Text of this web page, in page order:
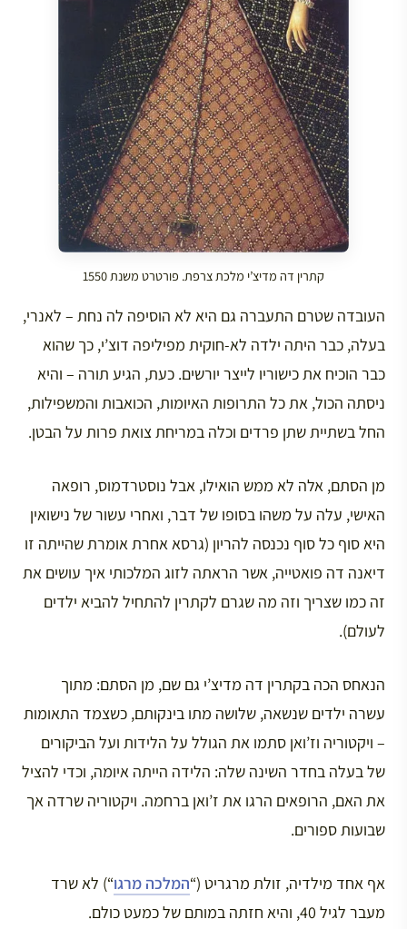
קתרין דה מדיצ’י מלכת צרפת. פורטרט משנת 1550
העובדה שטרם התעברה גם היא לא הוסיפה לה נחת – לאנרי,
בעלה, כבר היתה ילדה לא-חוקית מפיליפה דוצ’י, כך שהוא
כבר הוכיח את כישוריו לייצר יורשים. כעת, הגיע תורה – והיא
ניסתה הכול, את כל התרופות האיומות, הכואבות והמשפילות,
החל בשתיית שתן פרדים וכלה במריחת צואת פרות על הבטן.
מן הסתם, אלה לא ממש הואילו, אבל נוסטרדמוס, רופאה
האישי, עלה על משהו בסופו של דבר, ואחרי עשור של נישואין
היא סוף כל סוף נכנסה להריון (גרסא אחרת אומרת שהייתה זו
דיאנה דה פואטייה, אשר הראתה לזוג המלכותי איך עושים את
זה כמו שצריך וזה מה שגרם לקתרין להתחיל להביא ילדים
לעולם).
הנאחס הכה בקתרין דה מדיצ’י גם שם, מן הסתם: מתוך
עשרה ילדים שנשאה, שלושה מתו בינקותם, כשצמד התאומות
– ויקטוריה וז’ואן סתמו את הגולל על הלידות ועל הביקורים
של בעלה בחדר השינה שלה: הלידה הייתה איומה, וכדי להציל
את האם, הרופאים הרגו את ז’ואן ברחמה. ויקטוריה שרדה אך
שבועות ספורים.
אף אחד מילדיה, זולת מרגריט (“המלכה מרגו“) לא שרד
מעבר לגיל 40, והיא חזתה במותם של כמעט כולם.